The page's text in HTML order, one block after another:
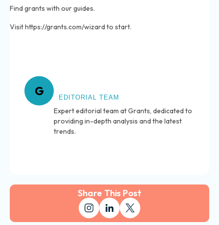
Find grants with our guides.
Visit https://grants.com/wizard to start.
G EDITORIAL TEAM
Expert editorial team at Grants, dedicated to
providing in-depth analysis and the latest
trends.
Share This Post